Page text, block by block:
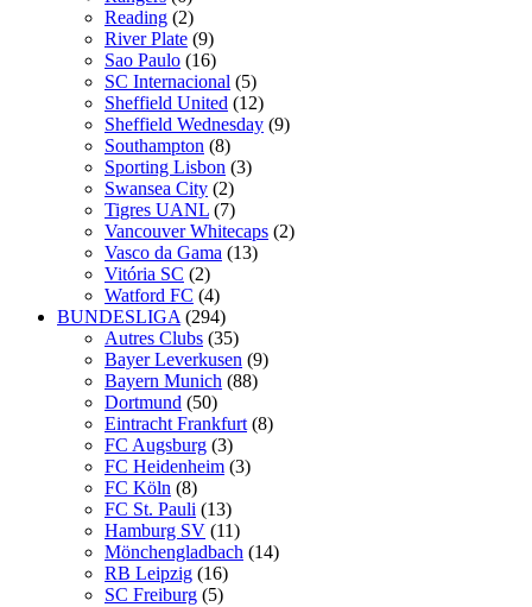
Reading (2)
River Plate (9)
Sao Paulo (16)
SC Internacional (5)
Sheffield United (12)
Sheffield Wednesday (9)
Southampton (8)
Sporting Lisbon (3)
Swansea City (2)
Tigres UANL (7)
Vancouver Whitecaps (2)
Vasco da Gama (13)
Vitória SC (2)
Watford FC (4)
BUNDESLIGA (294)
Autres Clubs (35)
Bayer Leverkusen (9)
Bayern Munich (88)
Dortmund (50)
Eintracht Frankfurt (8)
FC Augsburg (3)
FC Heidenheim (3)
FC Köln (8)
FC St. Pauli (13)
Hamburg SV (11)
Mönchengladbach (14)
RB Leipzig (16)
SC Freiburg (5)